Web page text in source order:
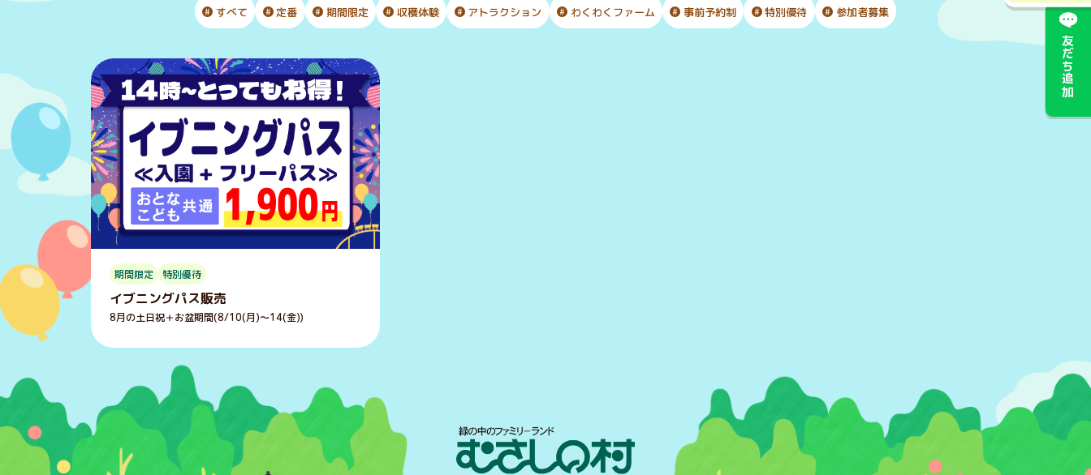
友だち追加
すべて 定番 期間限定 収穫体験 アトラクション わくわくファーム 事前予約制 特別優待 参加者募集
イブニングパス販売
8月の土日祝＋お盆期間(8/10(月)～14(金))
期間限定 特別優待